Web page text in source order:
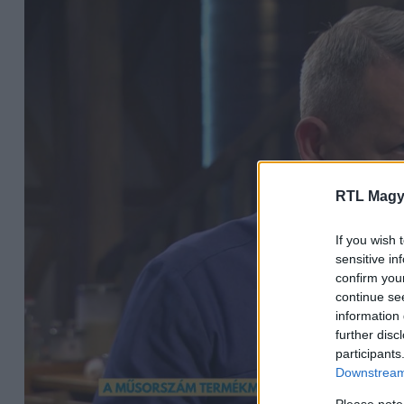
RTL
If you wish
sensitive
confirm
continue
information
further